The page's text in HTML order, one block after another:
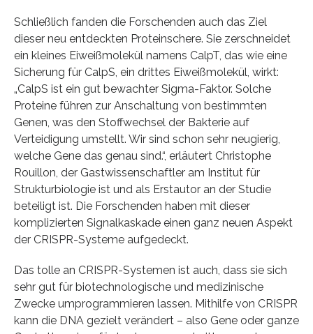
Schließlich fanden die Forschenden auch das Ziel
dieser neu entdeckten Proteinschere. Sie zerschneidet
ein kleines Eiweißmolekül namens CalpT, das wie eine
Sicherung für CalpS, ein drittes Eiweißmolekül, wirkt:
„CalpS ist ein gut bewachter Sigma-Faktor. Solche
Proteine führen zur Anschaltung von bestimmten
Genen, was den Stoffwechsel der Bakterie auf
Verteidigung umstellt. Wir sind schon sehr neugierig,
welche Gene das genau sind.“, erläutert Christophe
Rouillon, der Gastwissenschaftler am Institut für
Strukturbiologie ist und als Erstautor an der Studie
beteiligt ist. Die Forschenden haben mit dieser
komplizierten Signalkaskade einen ganz neuen Aspekt
der CRISPR-Systeme aufgedeckt.
Das tolle an CRISPR-Systemen ist auch, dass sie sich
sehr gut für biotechnologische und medizinische
Zwecke umprogrammieren lassen. Mithilfe von CRISPR
kann die DNA gezielt verändert – also Gene oder ganze